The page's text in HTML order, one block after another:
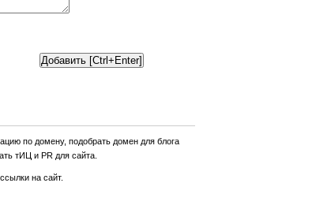
по домену, подобрать домен для блога
тИЦ и PR для сайта.
на сайт.